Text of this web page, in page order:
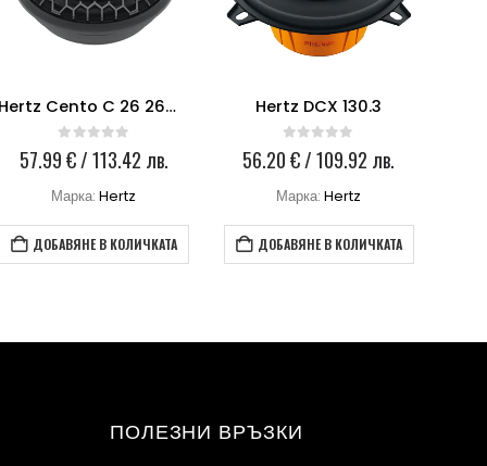
Hertz Cento C 26 26mm Tweeter
0 out of 5
57.99€/ 113.42 лв.
Марка:Hertz
ДОБАВЯНЕ В КОЛИЧКАТА
Hertz DCX 130.3
0 out of 5
56.20€/ 109.92 лв.
Марка:Hertz
ДОБАВЯНЕ В КОЛИЧКАТА
ПОЛЕЗНИ ВРЪЗКИ